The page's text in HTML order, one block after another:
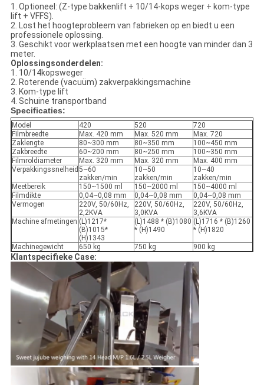
1. Optioneel: (Z-type bakkenlift + 10/14-kops weger + kom-type
lift + VFFS).
2. Lost het hoogteprobleem van fabrieken op en biedt u een
professionele oplossing.
3. Geschikt voor werkplaatsen met een hoogte van minder dan 3
meter.
Oplossingsonderdelen:
1. 10/14kopsweger
2. Roterende (vacuüm) zakverpakkingsmachine
3. Kom-type lift
4. Schuine transportband
Specificaties:
Model 420 520
720
Filmbreedte
Max. 420 mm Max. 520 mm
Max. 720
Zaklengte
80~300 mm 80~350 mm
100~450 mm
Zakbreedte
60~200 mm 80~250 mm
100~350 mm
Filmroldiameter
Max. 320 mm Max. 320 mm
Max. 400 mm
Verpakkingssnelheid 5~60
zakken/min
10~50
zakken/min
10~40
zakken/min
Meetbereik
150~1500 ml 150~2000 ml
150~4000 ml
Filmdikte
0,04~0,08 mm 0,04~0,08 mm
0,04~0,08 mm
Vermogen
220V, 50/60Hz,
2,2KVA
220V, 50/60Hz,
3,0KVA
220V, 50/60Hz,
3,6KVA
Machine afmetingen (L)1217*
(B)1015*
(H)1343
(L)1488 * (B)1080
* (H)1490
(L)1716 * (B)1260
* (H)1820
Machinegewicht 650 kg 750 kg 900 kg
Klantspecifieke Case: